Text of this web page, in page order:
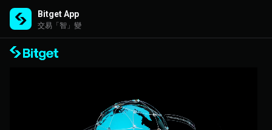
Bitget App
交易「智」變